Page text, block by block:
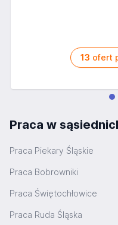
13 ofert
Praca w
Praca Piekary Śląskie
Praca Bobrowniki
Praca Świętochłowice
Praca Ruda Śląska